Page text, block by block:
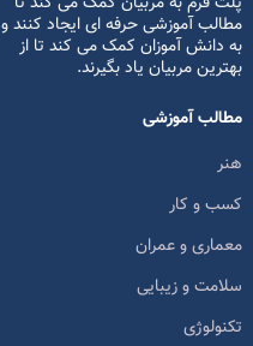
مطالب آموزشی حرفه ای ایجاد کنند و
به دانش آموزان کمک می کند تا از
بهترین مربیان یاد بگیرند.
مطالب آموزشی
هنر
کسب و کار
معماری و عمران
سلامت و زیبایی
تکنولوژی